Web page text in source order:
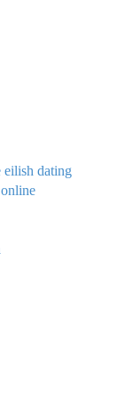
eilish dating